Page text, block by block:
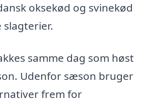
oksekød og svinekød
samme dag som høst
Udenfor sæson bruger
frem for